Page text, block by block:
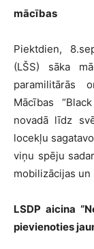
mācības
Piektdien,
(LŠS) sāka
paramilitārās
Mācības
novadā līdz
locekļu
viņu spēju
mobilizācijas un
LSDP aicina
pievienoties